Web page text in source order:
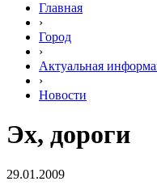
Главная
›
Город
›
Актуальная
›
Новости
Эх, дороги
29.01.2009